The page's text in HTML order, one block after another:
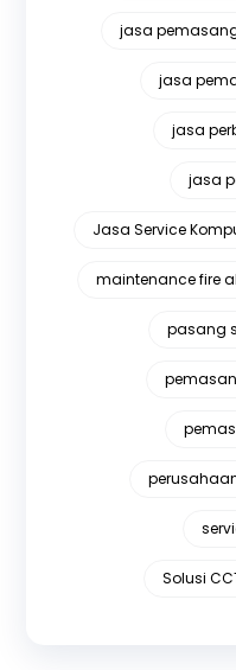
jasa
jasa
jasa
jasa
Jasa Service
maintenance fire
pasang
Solusi